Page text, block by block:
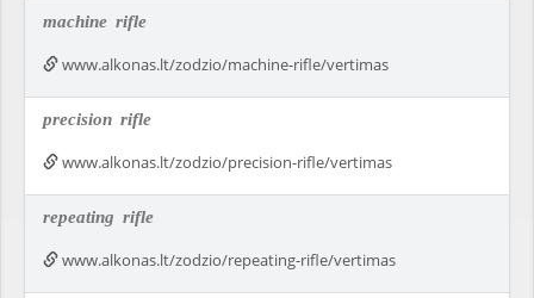
machine rifle
www.alkonas.lt/zodzio/machine-rifle/vertimas
precision rifle
www.alkonas.lt/zodzio/precision-rifle/vertimas
repeating rifle
www.alkonas.lt/zodzio/repeating-rifle/vertimas